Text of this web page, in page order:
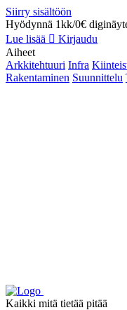
Siirry sisältöön
Hyödynnä 1kk/0€
Lue lisää
Kirjaudu
Aiheet
Arkkitehtuuri Infra
Rakentaminen Suunnittelu
Kaikki mitä tietää pitää